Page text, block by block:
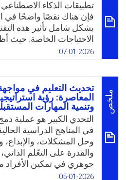
ومدير المشروع) التي
وتوصلت إليها الأدبيات
الخبراء في المملكة
WhatsApp
تطبيقات الذكاء
فإن هناك نقصًا واضحًا في
بشكل شامل تأثير هذه
الاحتياجات الخاصة. حيث
السابقة فجوة كبيرة فيما
استخدام الذكاء
لهؤلاء الطلاب وتسهيل
التعليمية التقليدية. أضف
تقييم متكامل للتحديات
التقنيات، مثل: التحيّز
الخصوصية، والمشاكل
المرتبطة باستخدام الذكاء
تعليم الطلبة ذوي
WhatsApp
07-01-2026
ملخص
تحديث التعليم في
المعاصرة: رؤية
وتنمية المهارات
التحدي الكبير هو عملية
في المناهج الدراسية
وحل المشكلات، والإبداع،
والقدرة على التعّلم
جوهري في تمكين الأفراد
بيئات العمل والحياة
05-01-2026